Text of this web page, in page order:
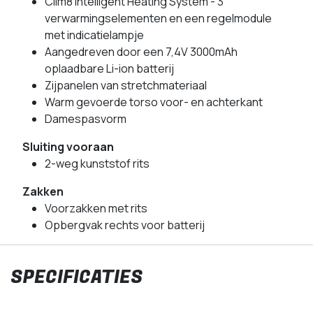
verwarmingselementen en een regelmodule
met indicatielampje
Aangedreven door een 7,4V 3000mAh
oplaadbare Li-ion batterij
Zijpanelen van stretchmateriaal
Warm gevoerde torso voor- en achterkant
Damespasvorm
Sluiting vooraan
2-weg kunststof rits
Zakken
Voorzakken met rits
Opbergvak rechts voor batterij
SPECIFICATIES